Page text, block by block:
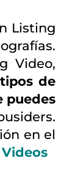
Listing
Video,
de
puedes
en el